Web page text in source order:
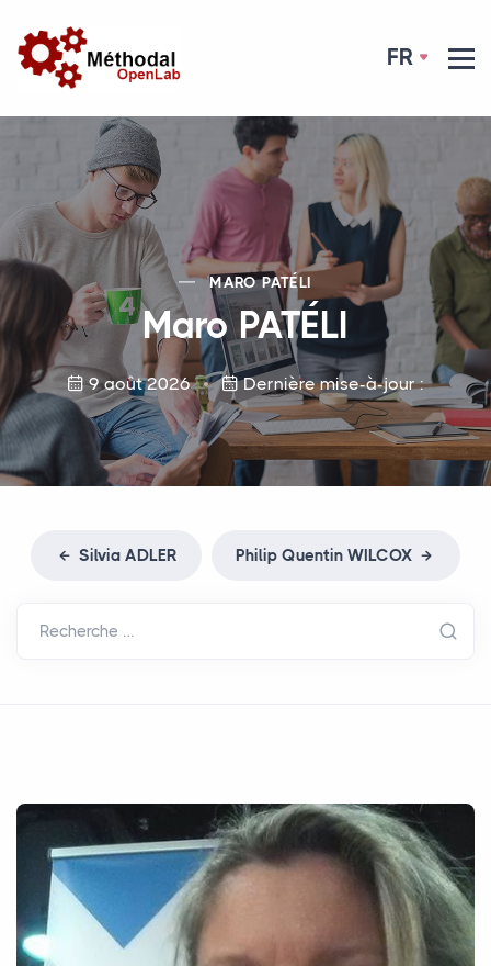
FR
MAROPATÉLI
MaroPATÉLI
9 août 2026 Dernière mise-à-jour :
Silvia ADLER Philip Quentin WILCOX
Recherche …